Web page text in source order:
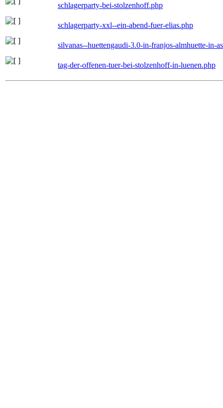
schlagerparty-bei-stolzenhoff.php
schlagerparty-xxl--ein-abend-fuer-elias.php
silvanas--huettengaudi-3.0-in-franjos-almhuette-in-
tag-der-offenen-tuer-bei-stolzenhoff-in-luenen.php